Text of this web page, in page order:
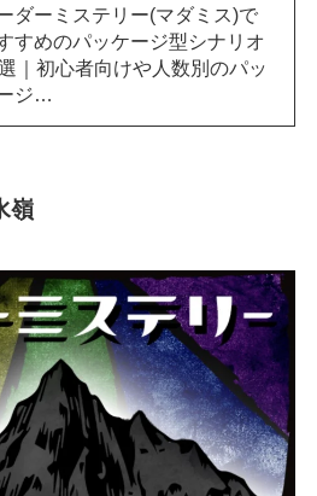
ダーミステリー(マダミス)で
すめのパッケージ型シナリオ
｜初心者向けや人数別のパッ
ジ…
嶺